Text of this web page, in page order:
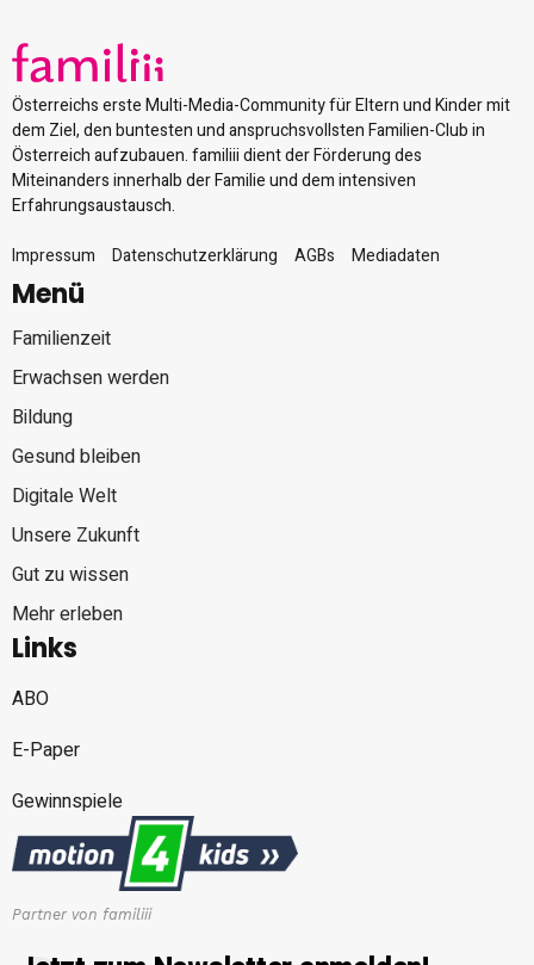
Österreichs erste Multi-Media-Community für Eltern und Kinder mit
dem Ziel, den buntesten und anspruchsvollsten Familien-Club in
Österreich aufzubauen. familiii dient der Förderung des
Miteinanders innerhalb der Familie und dem intensiven
Erfahrungsaustausch.
Impressum
Datenschutzerklärung AGBs Mediadaten
Menü
Familienzeit
Erwachsen werden
Bildung
Gesund bleiben
Digitale Welt
Unsere Zukunft
Gut zu wissen
Mehr erleben
Links
ABO
E-Paper
Gewinnspiele
Partner von familiii